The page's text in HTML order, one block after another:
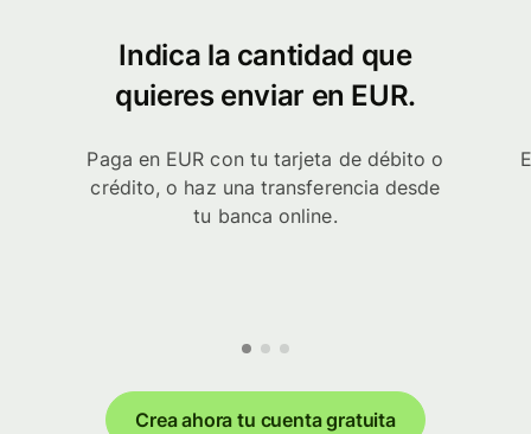
Indica la cantidad que
quieres enviar en EUR.
Paga en EUR con tu tarjeta de débito o
crédito, o haz una transferencia desde
tu banca online.
Crea ahora tu cuenta gratuita